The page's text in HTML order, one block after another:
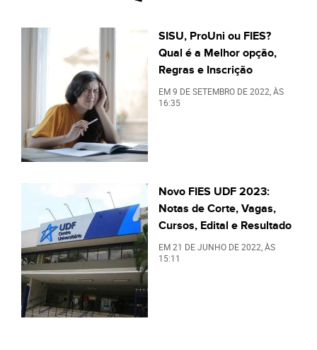
SISU, ProUni ou FIES?
Qual é a Melhor opção,
Regras e Inscrição
EM9 DE SETEMBRO DE 2022 , ÀS
16:35
Novo FIES UDF 2023:
Notas de Corte, Vagas,
Cursos, Edital e Resultado
EM21 DE JUNHO DE 2022 , ÀS
15:11